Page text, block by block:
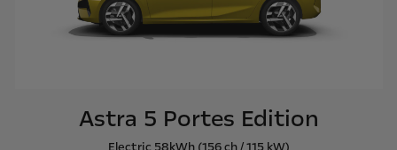
Astra 5 Portes Edition
Electric 58kWh (156 ch / 115 kW)